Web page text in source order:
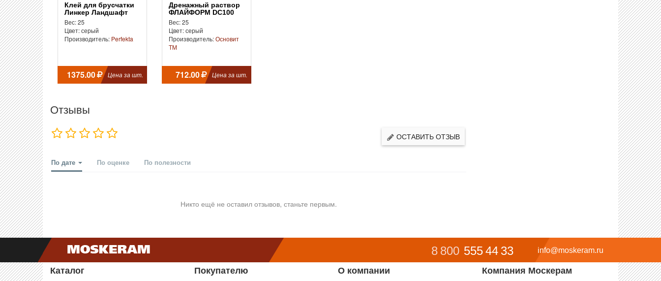
Клей для брусчатки
Линкер Ландшафт
Фикс
Вес: 25
Цвет: серый
Производитель: Perfekta
1375.00 Цена за шт.
Дренажный раствор
ФЛАЙФОРМ DC100
Вес: 25
Цвет: серый
Производитель:Основит
ТМ
712.00 Цена за шт.
Отзывы
ОСТАВИТЬ ОТЗЫВ
По дате По оценке По полезности
Никто ещё не оставил отзывов, станьте первым.
info@moskeram.ru
8 800 555 44 33
Каталог Покупателю О компании Компания Москерам